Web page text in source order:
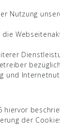
Nutzung
und
hiervor
der